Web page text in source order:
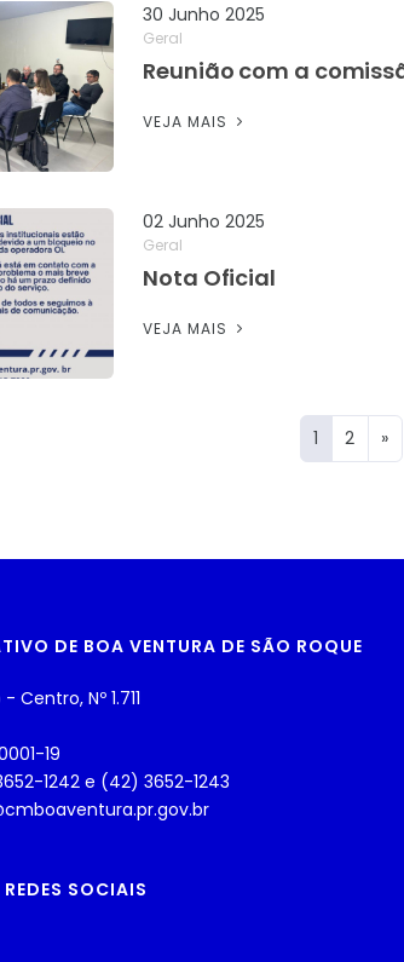
30 Junho 2025
Geral
Reunião com a
VEJA MAIS
02 Junho 2025
Geral
Nota Oficial
VEJA MAIS
1 2 »
DE BOA VENTURA DE SÃO ROQUE
Nº 1.711
19
1242 e (42) 3652-1243
SOCIAIS